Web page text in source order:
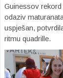
Guinessov
odaziv
uspješan,
ritmu quadrille.